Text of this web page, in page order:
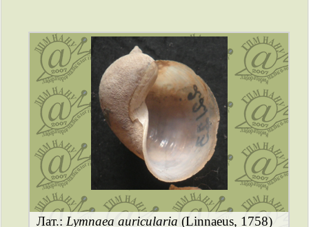
Лат.: Lymnaea auricularia (Linnaeus, 1758)